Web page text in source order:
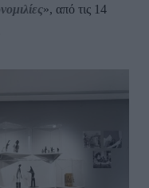
», από τις 14